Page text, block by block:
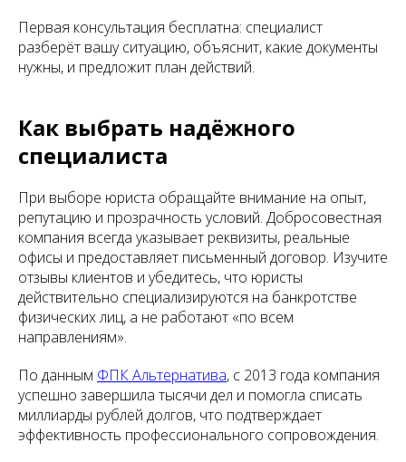
Первая консультация бесплатна: специалист
разберёт вашу ситуацию, объяснит, какие документы
нужны, и предложит план действий.
Как выбрать надёжного
специалиста
При выборе юриста обращайте внимание на опыт,
репутацию и прозрачность условий. Добросовестная
компания всегда указывает реквизиты, реальные
офисы и предоставляет письменный договор. Изучите
отзывы клиентов и убедитесь, что юристы
действительно специализируются на банкротстве
физических лиц, а не работают «по всем
направлениям».
По данным ФПК Альтернатива, с 2013 года компания
успешно завершила тысячи дел и помогла списать
миллиарды рублей долгов, что подтверждает
эффективность профессионального сопровождения.